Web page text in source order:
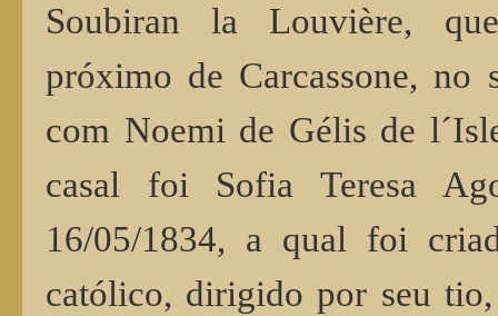
Soubiran la Louvière,
próximo de Carcassone, no
com Noemi de Gélis de
casal foi Sofia Teresa
16/05/1834, a qual foi
católico, dirigido por seu